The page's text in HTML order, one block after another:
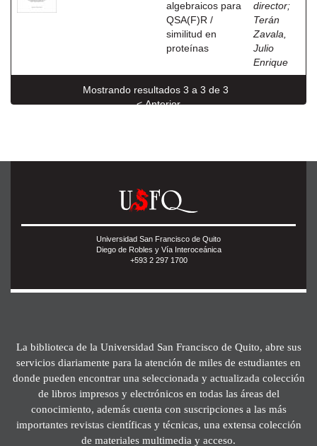
algebraicos para
QSA(F)R /
similitud en
proteínas
director;
Terán
Zavala,
Julio
Enrique
Mostrando resultados 3 a 3 de 3
< Anterior
Universidad San Francisco de Quito
Diego de Robles y Vía Interoceánica
+593 2 297 1700
La biblioteca de la Universidad San Francisco de Quito, abre sus
servicios diariamente para la atención de miles de estudiantes en
donde pueden encontrar una seleccionada y actualizada colección
de libros impresos y electrónicos en todas las áreas del
conocimiento, además cuenta con suscripciones a las más
importantes revistas científicas y técnicas, una extensa colección
de materiales multimedia y acceso.